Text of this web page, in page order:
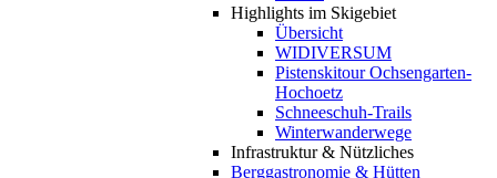
Highlights im Skigebiet
Übersicht
WIDIVERSUM
Pistenskitour Ochsengarten-
Hochoetz
Schneeschuh-Trails
Winterwanderwege
Infrastruktur & Nützliches
Berggastronomie & Hütten